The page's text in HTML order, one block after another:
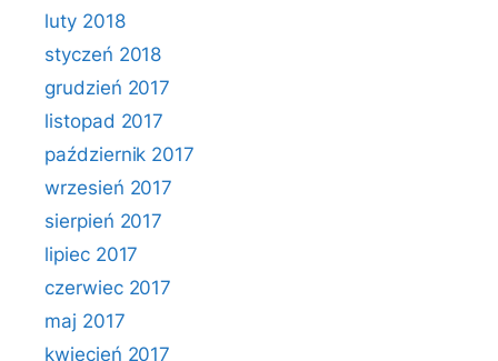
luty 2018
styczeń 2018
grudzień 2017
listopad 2017
październik 2017
wrzesień 2017
sierpień 2017
lipiec 2017
czerwiec 2017
maj 2017
kwiecień 2017